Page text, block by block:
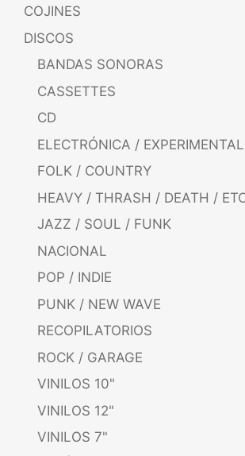
COJINES
DISCOS
BANDAS SONORAS
CASSETTES
CD
ELECTRÓNICA /
FOLK / COUNTRY
HEAVY / THRASH / DEATH /
JAZZ / SOUL / FUNK
NACIONAL
POP / INDIE
PUNK / NEW WAVE
RECOPILATORIOS
ROCK / GARAGE
VINILOS 10"
VINILOS 12"
VINILOS 7"